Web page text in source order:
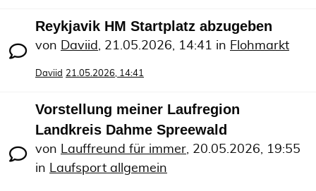
Reykjavik HM Startplatz abzugeben
von Daviid, 21.05.2026, 14:41 in Flohmarkt
Daviid 21.05.2026, 14:41
Vorstellung meiner Laufregion
Landkreis Dahme Spreewald
von Lauffreund für immer, 20.05.2026, 19:55
in Laufsport allgemein